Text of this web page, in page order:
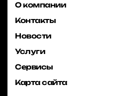
О компании
Контакты
Новости
Услуги
Сервисы
Карта сайта